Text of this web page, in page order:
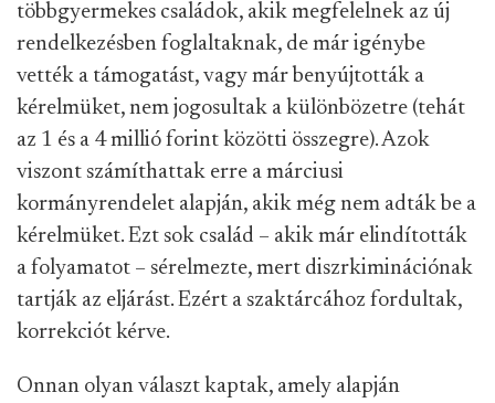
többgyermekes családok, akik megfelelnek az új
rendelkezésben foglaltaknak, de már igénybe
vették a támogatást, vagy már benyújtották a
kérelmüket, nem jogosultak a különbözetre (tehát
az 1 és a 4 millió forint közötti összegre). Azok
viszont számíthattak erre a márciusi
kormányrendelet alapján, akik még nem adták be a
kérelmüket. Ezt sok család – akik már elindították
a folyamatot – sérelmezte, mert diszrkiminációnak
tartják az eljárást. Ezért a szaktárcához fordultak,
korrekciót kérve.
Onnan olyan választ kaptak, amely alapján